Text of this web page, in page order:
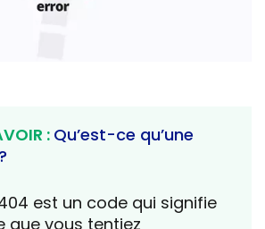
: Qu’est-ce qu’une
est un code qui signifie
que vous tentiez